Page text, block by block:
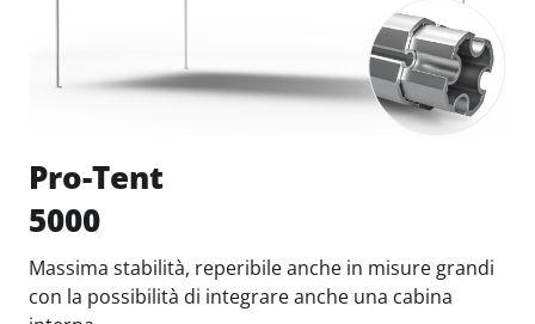
Pro-Tent
5000
Massima stabilità, reperibile anche in misure grandi
con la possibilità di integrare anche una cabina